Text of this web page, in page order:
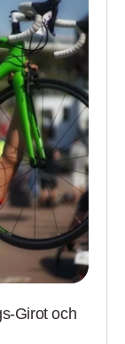
Girot och